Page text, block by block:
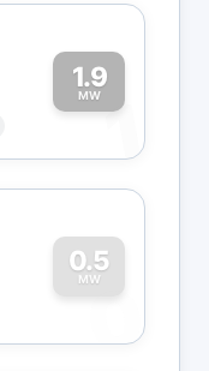
1.9
MW1
0.5
MW
0